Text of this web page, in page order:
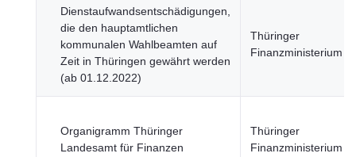
Dienstaufwandsentschädigungen,
die den hauptamtlichen
kommunalen Wahlbeamten auf
Zeit in Thüringen gewährt werden
(ab 01.12.2022)
Thüringer
Finanzministerium
Organigramm Thüringer
Landesamt für Finanzen
Thüringer
Finanzministerium